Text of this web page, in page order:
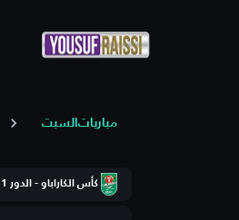
مباريات السبت
كأس الكاراباو - الدور 1